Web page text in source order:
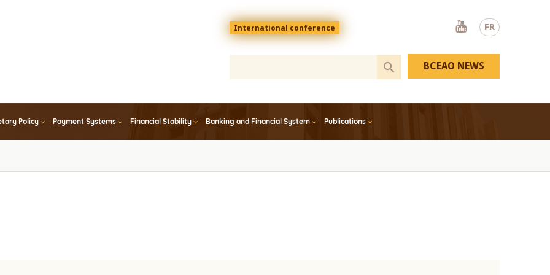
FR
Menu
top
En
International conference
Youtube
Policy Payment Systems Financial Stability Banking and Financial System Publications
BCEAO NEWS